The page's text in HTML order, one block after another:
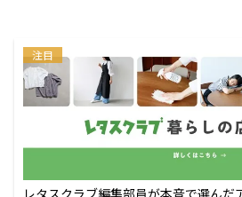
注目
レタスクラブ編集部員が本音で選んだ